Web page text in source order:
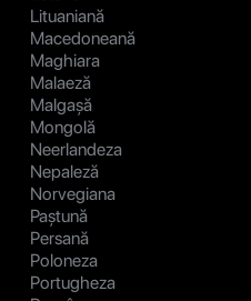
Lituaniană
Macedoneană
Maghiara
Malaeză
Malgașă
Mongolă
Neerlandeza
Nepaleză
Norvegiana
Paștună
Persană
Poloneza
Portugheza